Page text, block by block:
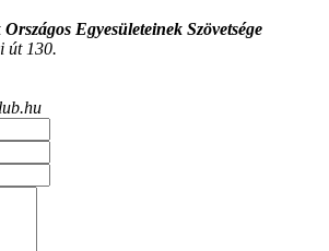
Egyesületeinek Szövetsége
út 130.